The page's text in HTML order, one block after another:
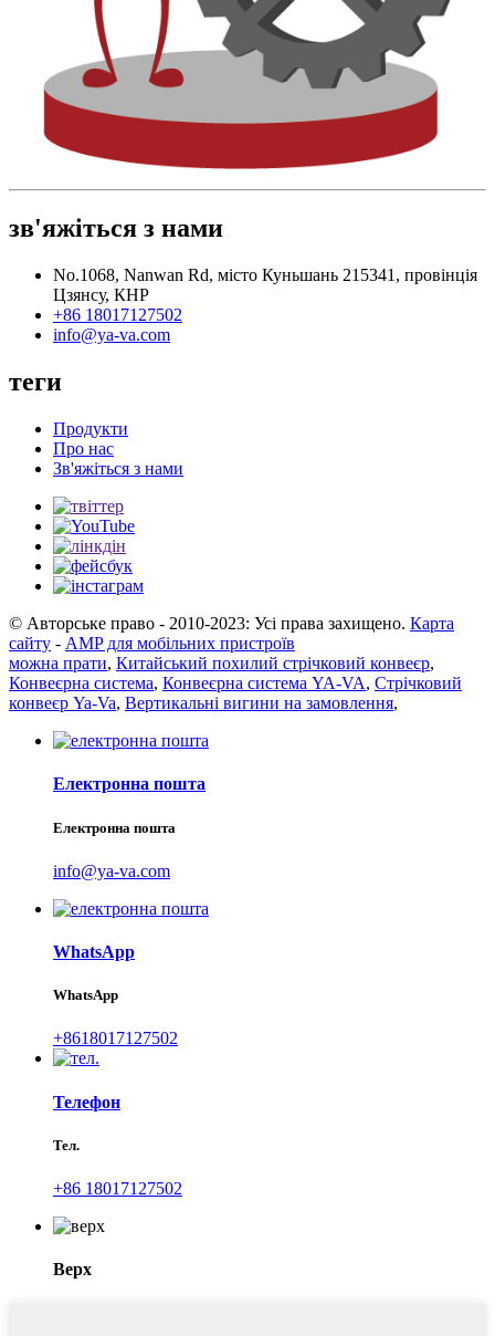
зв'яжіться з нами
No.1068, Nanwan Rd, місто Куньшань 215341, провінція
Цзянсу, КНР
+86 18017127502
info@ya-va.com
теги
Продукти
Про нас
Зв'яжіться з нами
© Авторське право - 2010-2023: Усі права захищено. Карта
сайту - AMP для мобільних пристроїв
можна прати, Китайський похилий стрічковий конвеєр,
Конвеєрна система, Конвеєрна система YA-VA, Стрічковий
конвеєр Ya-Va, Вертикальні вигини на замовлення,
Електронна пошта
Електронна пошта
info@ya-va.com
WhatsApp
WhatsApp
+8618017127502
Телефон
Тел.
+86 18017127502
Верх